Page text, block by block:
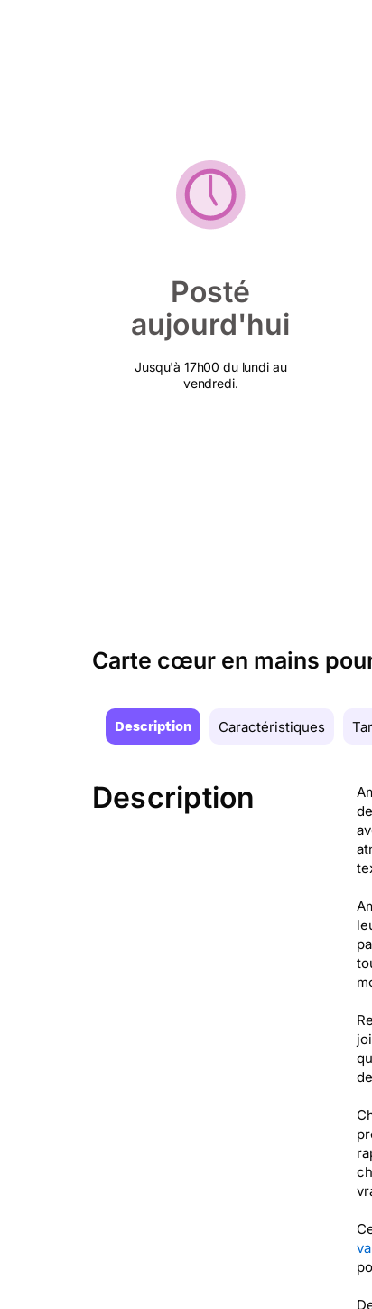
Posté
aujourd'hui
Jusqu'à 17h00 du lundi au
vendredi.
Carte cœur en mains
Description Caractéristiques
Description